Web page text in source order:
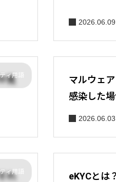
2026.06.09
ィ用語
見
マルウェ
感染した
2026.06.03
ィ用語
れ
eKYCとは